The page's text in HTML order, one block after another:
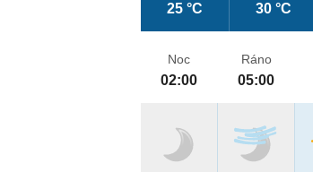
25 °C 30 °C
Noc
02:00
Ráno
05:00